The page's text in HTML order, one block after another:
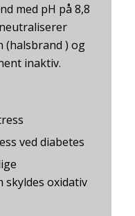
med pH på 8,8
(halsbrand ) og
inaktiv.
ved diabetes
skyldes oxidativ